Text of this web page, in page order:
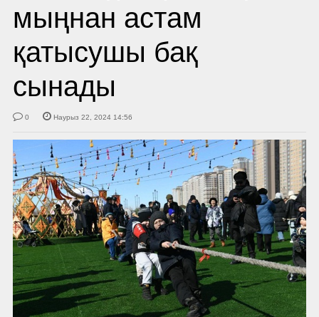
мыңнан астам
қатысушы бақ
сынады
0 Наурыз 22, 2024 14:56